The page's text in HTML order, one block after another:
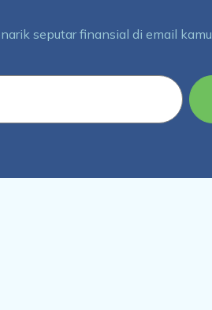
seputar finansial di email kamu.